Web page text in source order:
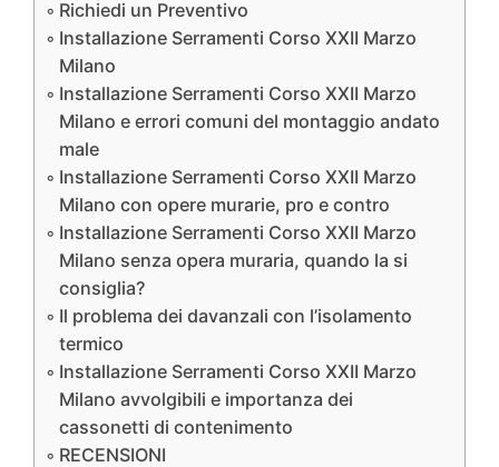
Richiedi un Preventivo
Installazione Serramenti Corso XXII Marzo
Milano
Installazione Serramenti Corso XXII Marzo
Milano e errori comuni del montaggio andato
male
Installazione Serramenti Corso XXII Marzo
Milano con opere murarie, pro e contro
Installazione Serramenti Corso XXII Marzo
Milano senza opera muraria, quando la si
consiglia?
Il problema dei davanzali con l’isolamento
termico
Installazione Serramenti Corso XXII Marzo
Milano avvolgibili e importanza dei
cassonetti di contenimento
RECENSIONI